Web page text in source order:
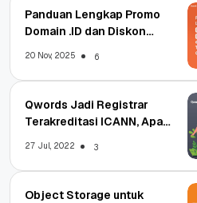
Panduan Lengkap Promo
Domain .ID dan Diskon
20 Nov, 2025 6
Qwords Jadi Registrar
Terakreditasi ICANN, Apa
27 Jul, 2022 3
Object Storage untuk